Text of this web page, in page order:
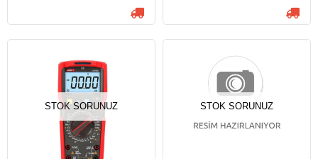
STOK SORUNUZ STOK SORUNUZ